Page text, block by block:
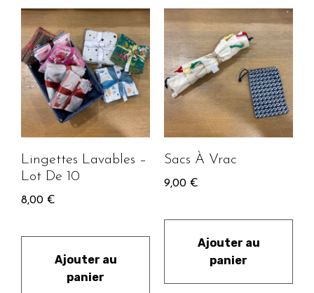
Lingettes Lavables –
Lot De 10
8,00 €
Ajouter au
panier
Sacs À Vrac
9,00 €
Ajouter au
panier